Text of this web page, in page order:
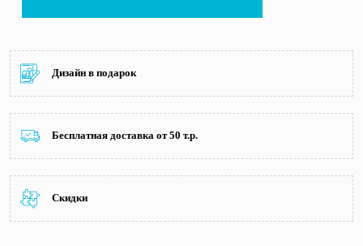
Дизайн в подарок
Бесплатная доставка от 50 т.р.
Скидки